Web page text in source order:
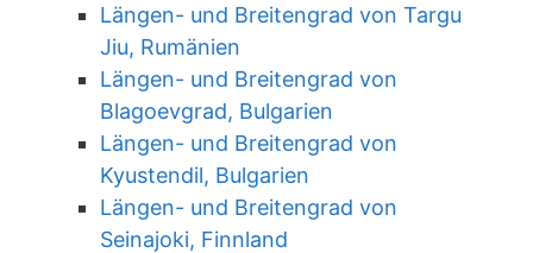
Längen- und Breitengrad von Targu
Jiu, Rumänien
Längen- und Breitengrad von
Blagoevgrad, Bulgarien
Längen- und Breitengrad von
Kyustendil, Bulgarien
Längen- und Breitengrad von
Seinajoki, Finnland